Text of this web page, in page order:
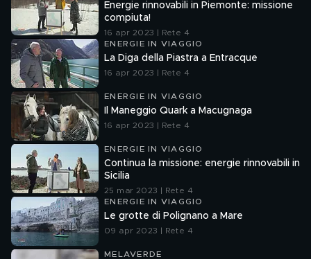
Energie rinnovabili in Piemonte: missione
compiuta!
16 apr 2023 | Rete 4
ENERGIE IN VIAGGIO
La Diga della Piastra a Entracque
16 apr 2023 | Rete 4
ENERGIE IN VIAGGIO
Il Maneggio Quark a Macugnaga
16 apr 2023 | Rete 4
ENERGIE IN VIAGGIO
Continua la missione: energie rinnovabili in
Sicilia
25 mar 2023 | Rete 4
ENERGIE IN VIAGGIO
Le grotte di Polignano a Mare
09 apr 2023 | Rete 4
MELAVERDE